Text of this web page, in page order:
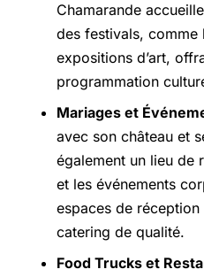
Chamarande
des festivals, comme
expositions d’art,
programmation
Mariages et
avec son château et
également un lieu de
et les événements
espaces de
catering de qualité.
Food Trucks et